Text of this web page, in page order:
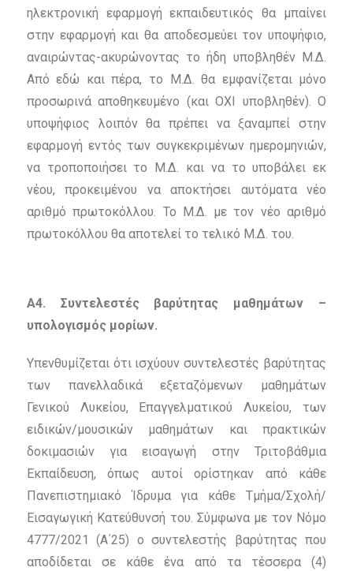
ηλεκτρονική εφαρμογή εκπαιδευτικός θα μπαίνει
στην εφαρμογή και θα αποδεσμεύει τον υποψήφιο,
αναιρώντας-ακυρώνοντας το ήδη υποβληθέν Μ.Δ.
Από εδώ και πέρα, το Μ.Δ. θα εμφανίζεται μόνο
προσωρινά αποθηκευμένο (και ΟΧΙ υποβληθέν). Ο
υποψήφιος λοιπόν θα πρέπει να ξαναμπεί στην
εφαρμογή εντός των συγκεκριμένων ημερομηνιών,
να τροποποιήσει το Μ.Δ. και να το υποβάλει εκ
νέου, προκειμένου να αποκτήσει αυτόματα νέο
αριθμό πρωτοκόλλου. Το Μ.Δ. με τον νέο αριθμό
πρωτοκόλλου θα αποτελεί το τελικό Μ.Δ. του.
Α4. Συντελεστές βαρύτητας μαθημάτων –
υπολογισμός μορίων.
Υπενθυμίζεται ότι ισχύουν συντελεστές βαρύτητας
των πανελλαδικά εξεταζόμενων μαθημάτων
Γενικού Λυκείου, Επαγγελματικού Λυκείου, των
ειδικών/μουσικών μαθημάτων και πρακτικών
δοκιμασιών για εισαγωγή στην Τριτοβάθμια
Εκπαίδευση, όπως αυτοί ορίστηκαν από κάθε
Πανεπιστημιακό Ίδρυμα για κάθε Τμήμα/Σχολή/
Εισαγωγική Κατεύθυνσή του. Σύμφωνα με τον Νόμο
4777/2021 (Α΄25) ο συντελεστής βαρύτητας που
αποδίδεται σε κάθε ένα από τα τέσσερα (4)